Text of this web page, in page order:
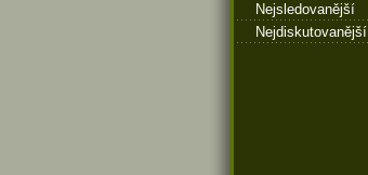
Nejsledovanější
Nejdiskutovanější